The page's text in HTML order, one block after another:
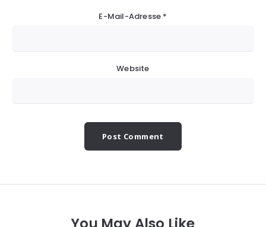
E-Mail-Adresse *
Website